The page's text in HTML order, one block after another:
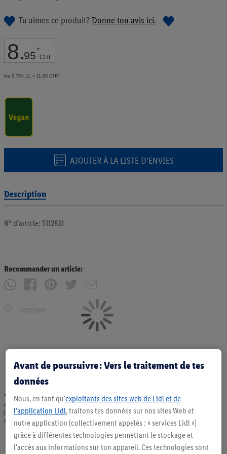
Tu aimes ce produit?Donne ton avis ici.
8.95 *
CHF
les 0.75l | 1L = 11,93 CHF
AJOUTER À LA LISTE D’ENVIES
la
Galerie
Description
N° d’article: 5112831
Recommander un article:
Imprimer
* Offres valables dans la limite des stocks disponibles. Vente limitée à des
quantités usuelles pour un ménage. Vendu sans décoration. Les produits faisant
l'objet de la publicité, notamment les produits NonFood, ne font pas partie de
notre assortiment de produits permanents. Ill. semblables.
Avant de poursuivre : Vers le traitement de tes
données
Nous, en tant qu'exploitants des sites web de Lidl et de
l’application Lidl, traitons tes données sur nos sites Web et
notre application (collectivement appelés : « services Lidl »)
grâce à différentes technologies permettant le stockage et
l'accès aux informations sur ton appareil. Ces technologies sont